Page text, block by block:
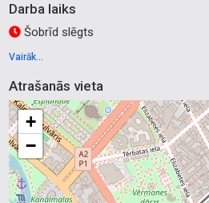
Darba laiks
Šobrīd slēgts
Vairāk...
Atrašanās vieta
+
−